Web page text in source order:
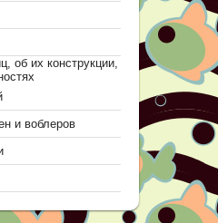
об их конструкции,
и воблеров